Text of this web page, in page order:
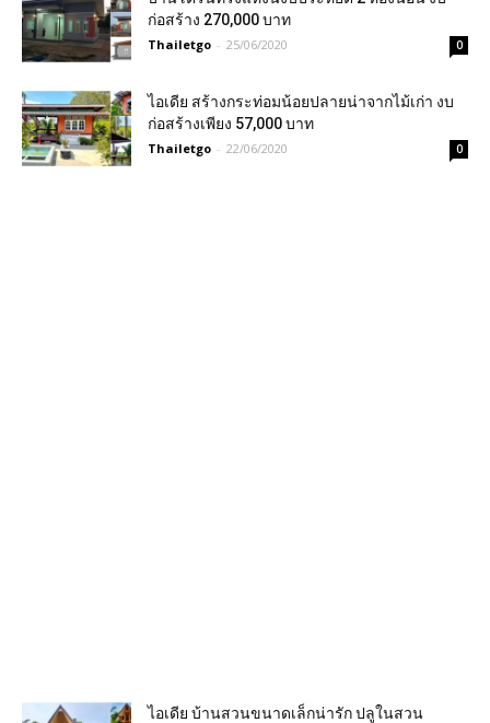
ก่อสร้าง 270,000 บาท
Thailetgo - 25/06/2020 0
ไอเดีย สร้างกระท่อมน้อยปลายน่าจากไม้เก่า งบ
ก่อสร้างเพียง 57,000 บาท
Thailetgo - 22/06/2020 0
ไอเดีย บ้านสวนขนาดเล็กน่ารัก ปลูในสวน